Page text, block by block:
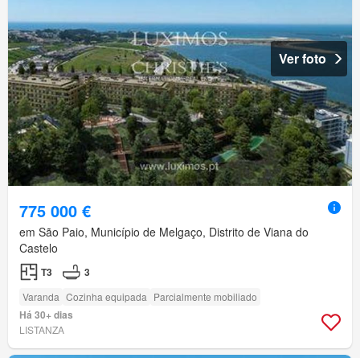
Ver foto
775 000 €
em São Paio, Município de Melgaço, Distrito de Viana do
Castelo
T3 3
Varanda Cozinha equipada Parcialmente mobiliado
Há 30+ dias
LISTANZA